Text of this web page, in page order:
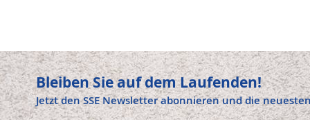
Bleiben Sie auf dem Laufenden!
Jetzt den SSE Newsletter abonnieren und die